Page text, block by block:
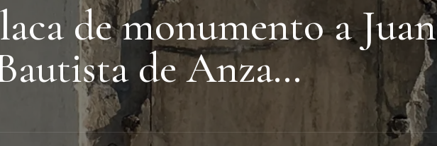
de monumento a Juan
de Anza…